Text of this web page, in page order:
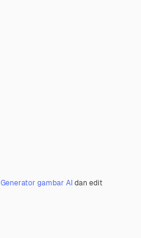
Generator gambar AIdan edit